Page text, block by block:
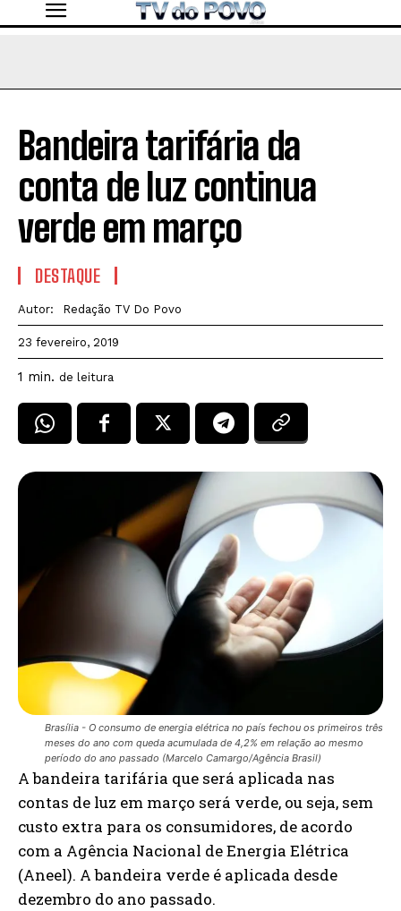
Bandeira tarifária da
conta de luz continua
verde em março
DESTAQUE
Autor: Redação TV Do Povo
23 fevereiro, 2019
1 min. de leitura
Brasília - O consumo de energia elétrica no país fechou os primeiros três
meses do ano com queda acumulada de 4,2% em relação ao mesmo
período do ano passado (Marcelo Camargo/Agência Brasil)
A bandeira tarifária que será aplicada nas
contas de luz em março será verde, ou seja, sem
custo extra para os consumidores, de acordo
com a Agência Nacional de Energia Elétrica
(Aneel). A bandeira verde é aplicada desde
dezembro do ano passado.